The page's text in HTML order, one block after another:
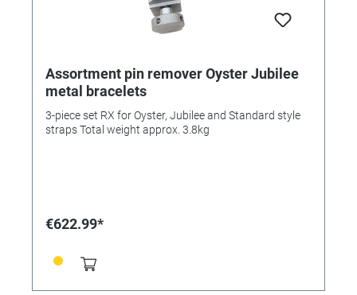
Assortment pin remover Oyster Jubilee
metal bracelets
3-piece set RX for Oyster, Jubilee and Standard style
straps Total weight approx. 3.8kg
€622.99*